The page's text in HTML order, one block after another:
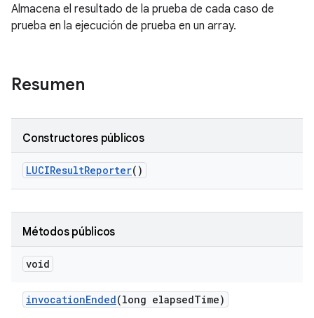
Almacena el resultado de la prueba de cada caso de
prueba en la ejecución de prueba en un array.
Resumen
Constructores públicos
LUCIResultReporter()
Métodos públicos
void
invocationEnded(long elapsedTime)